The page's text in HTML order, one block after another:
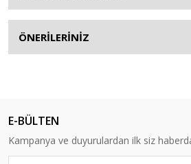
ÖNERİLERİNİZ
E-BÜLTEN
Kampanya ve duyurulardan ilk siz